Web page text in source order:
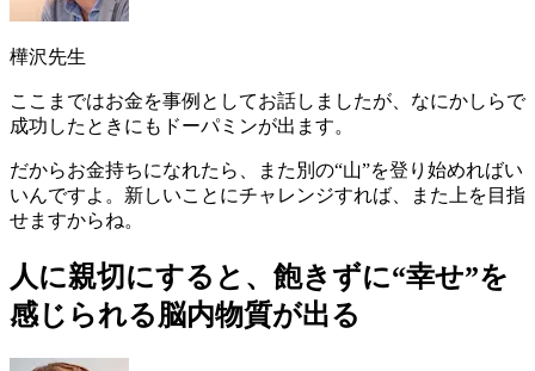
樺沢先生
ここまではお金を事例としてお話しましたが、なにかしらで
成功したときにもドーパミンが出ます。
だからお金持ちになれたら、
また別の“山”を登り始めればい
いんですよ。新しいことにチャレンジすれば、また上を目指
せますからね。
人に親切にすると、飽きずに“幸せ”を
感じられる脳内物質が出る